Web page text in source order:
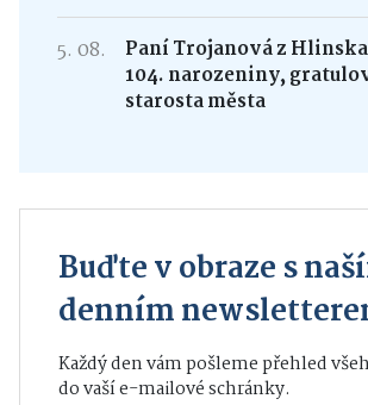
5. 08.
Paní Trojanová z
104. narozeniny,
starosta města
Buďte v obraze s
denním
Každý den vám pošleme přehled
do vaší e-mailové schránky.